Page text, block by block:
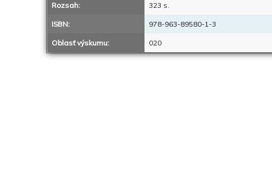
Rozsah: 323 s.
ISBN: 978-963-89580-1-3
Oblasť výskumu: 020